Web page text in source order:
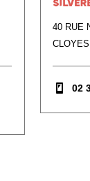
40 RUE
02